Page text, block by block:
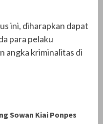
ini, diharapkan dapat
para pelaku
angka kriminalitas di
Sowan Kiai Ponpes